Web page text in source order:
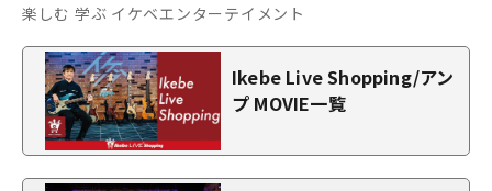
楽しむ 学ぶ イケベエンターテイメント
Ikebe Live Shopping/アン
プ MOVIE一覧